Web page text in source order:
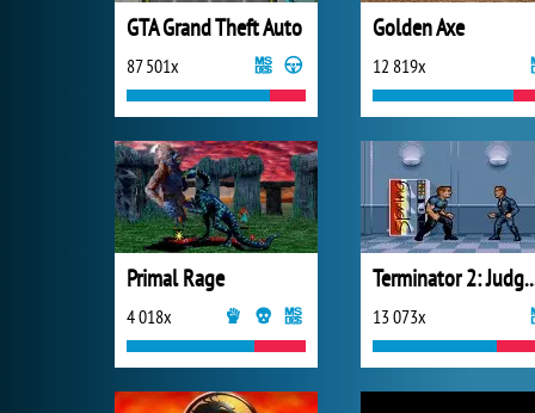
GTA Grand Theft Auto
87 501x
Golden Axe
12 819x
Primal Rage
4 018x
Terminator
13 073x